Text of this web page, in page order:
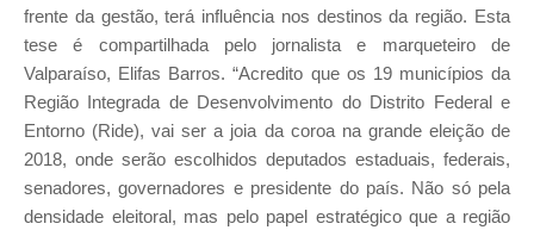
frente da gestão, terá influência nos destinos da região. Esta
tese é compartilhada pelo jornalista e marqueteiro de
Valparaíso, Elifas Barros. “Acredito que os 19 municípios da
Região Integrada de Desenvolvimento do Distrito Federal e
Entorno (Ride), vai ser a joia da coroa na grande eleição de
2018, onde serão escolhidos deputados estaduais, federais,
senadores, governadores e presidente do país. Não só pela
densidade eleitoral, mas pelo papel estratégico que a região